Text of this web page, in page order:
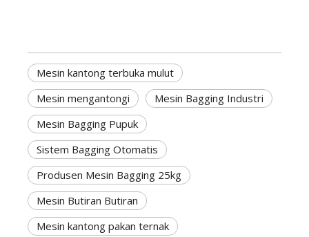
Mesin kantong terbuka mulut
Mesin mengantongi
Mesin Bagging Industri
Mesin Bagging Pupuk
Sistem Bagging Otomatis
Produsen Mesin Bagging 25kg
Mesin Butiran Butiran
Mesin kantong pakan ternak